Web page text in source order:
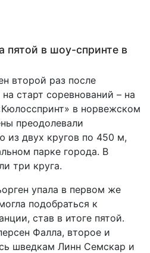
пятой в шоу-спринте в
второй раз после
старт соревнований – на
в норвежском
преодолевали
из двух кругов по 450 м,
парке города. В
три круга.
упала в первом же
подобраться к
став в итоге пятой.
Фалла, второе и
шведкам Линн Семскар и